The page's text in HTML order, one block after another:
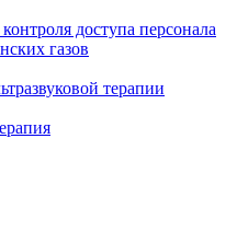
доступа персонала
газов
терапии